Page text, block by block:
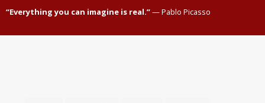
“Everything you can imagine is real.”— Pablo Picasso